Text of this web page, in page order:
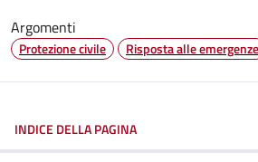
Argomenti
Protezione civile Risposta alle emergenze
INDICE DELLA PAGINA